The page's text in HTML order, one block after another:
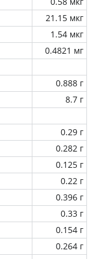
21.15 мкг
1.54 мкг
0.4821 мг
0.888 г
8.7 г
0.29 г
0.282 г
0.125 г
0.22 г
0.396 г
0.33 г
0.154 г
0.264 г